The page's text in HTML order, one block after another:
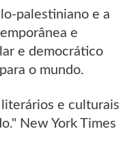
palestiniano e a
e
e democrático
o mundo.
e culturais
New York Times